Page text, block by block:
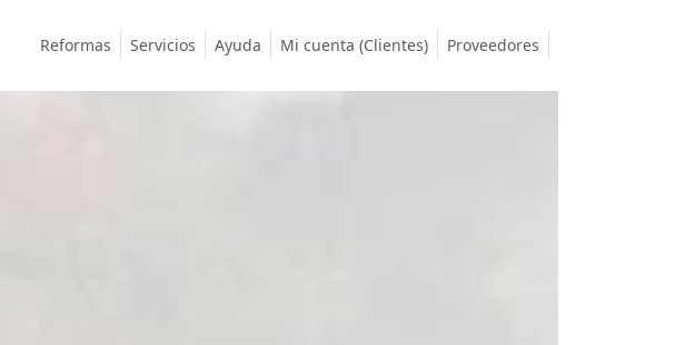
Reformas Servicios Ayuda Mi cuenta (Clientes) Proveedores